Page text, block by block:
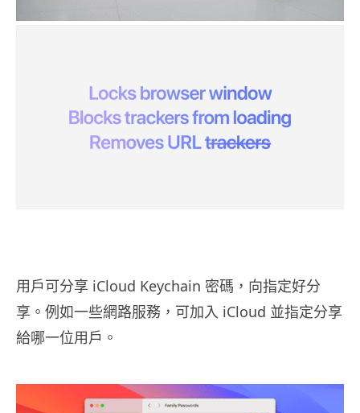
用戶可分享 iCloud Keychain 密碼，向指定好分
享。例如一些網路服務，可加入 iCloud 並指定分享
給哪一位用戶。